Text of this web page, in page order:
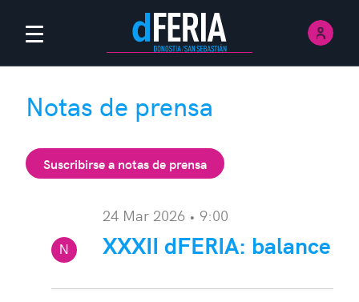
Menú Principal
Notas de prensa
Suscribirse a notas de prensa
24 Mar 2026 • 9:00
N
ota: XXXII dFERIA: balance